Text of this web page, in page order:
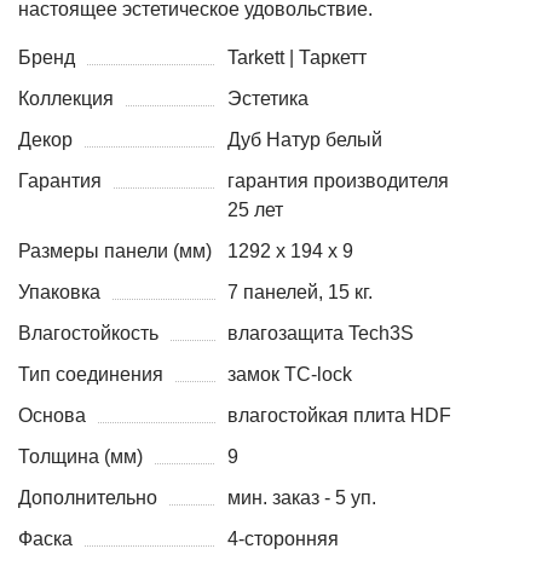
настоящее эстетическое удовольствие.
Бренд
Tarkett | Таркетт
Коллекция
Эстетика
Декор
Дуб Натур белый
Гарантия
гарантия производителя
25 лет
Размеры панели (мм)
1292 x 194 x 9
Упаковка
7 панелей, 15 кг.
Влагостойкость
влагозащита Tech3S
Тип соединения
замок TC-lock
Основа
влагостойкая плита HDF
Толщина (мм)
9
Дополнительно
мин. заказ - 5 уп.
Фаска
4-сторонняя